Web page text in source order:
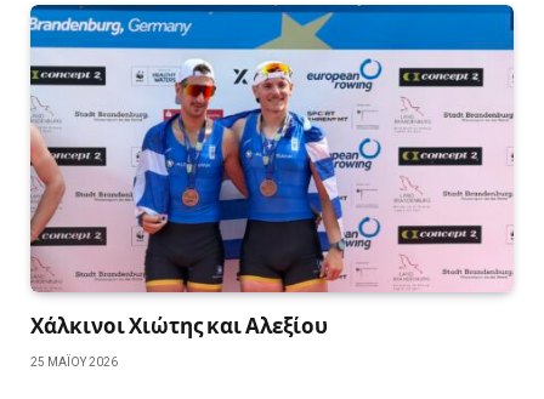
Χάλκινοι Χιώτης και Αλεξίου
25 ΜΑΪ́ΟΥ 2026